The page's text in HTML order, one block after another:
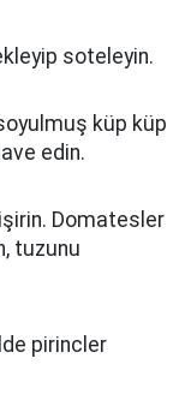
soteleyin.
küp küp
edin.
Domatesler
tuzunu
pirincler